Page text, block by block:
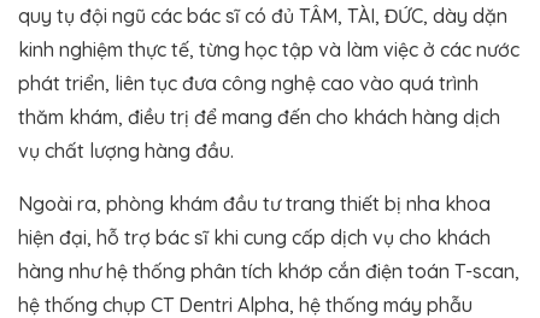
quy tụ đội ngũ các bác sĩ có đủ TÂM, TÀI, ĐỨC, dày dặn
kinh nghiệm thực tế, từng học tập và làm việc ở các nước
phát triển, liên tục đưa công nghệ cao vào quá trình
thăm khám, điều trị để mang đến cho khách hàng dịch
vụ chất lượng hàng đầu.
Ngoài ra, phòng khám đầu tư trang thiết bị nha khoa
hiện đại, hỗ trợ bác sĩ khi cung cấp dịch vụ cho khách
hàng như hệ thống phân tích khớp cắn điện toán T-scan,
hệ thống chụp CT Dentri Alpha, hệ thống máy phẫu